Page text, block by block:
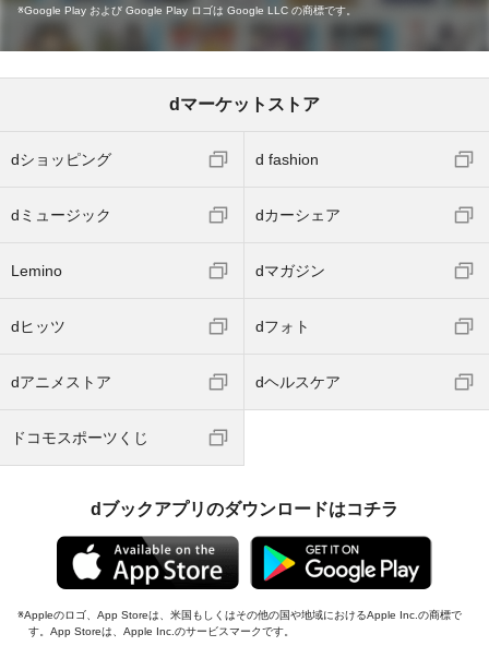
Google Play および Google Play ロゴは Google LLC の商標です。
dマーケットストア
dショッピング d fashion
dミュージック dカーシェア
Lemino dマガジン
dヒッツ dフォト
dアニメストア dヘルスケア
ドコモスポーツくじ
dブックアプリのダウンロードはコチラ
Appleのロゴ、App Storeは、米国もしくはその他の国や地域におけるApple Inc.の商標で
す。App Storeは、Apple Inc.のサービスマークです。